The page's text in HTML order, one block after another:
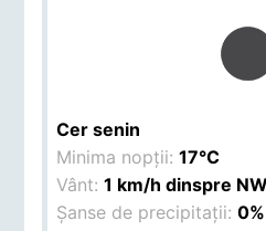
Cer senin
Minima nopții:17°C
Vânt:1 km/h dinspre
Șanse de precipitații:0%